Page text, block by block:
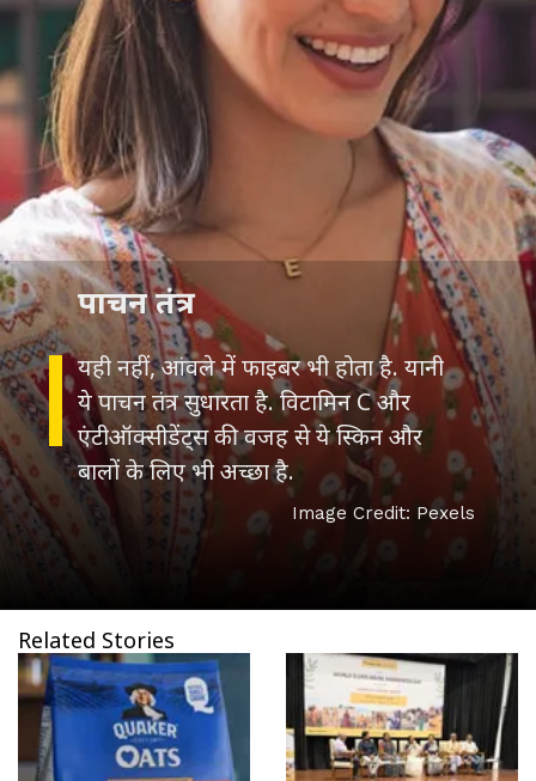
यही नहीं, आंवले में फाइबर भी होता है. यानी
ये पाचन तंत्र सुधारता है. विटामिन C और
एंटीऑक्सीडेंट्स की वजह से ये स्किन और
बालों के लिए भी अच्छा है.
पाचन तंत्र
Image Credit: Pexels
Related Stories